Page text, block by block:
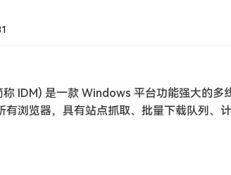
IDM) 是一款 Windows 平台功能强大的多
浏览器，具有站点抓取、批量下载队列、